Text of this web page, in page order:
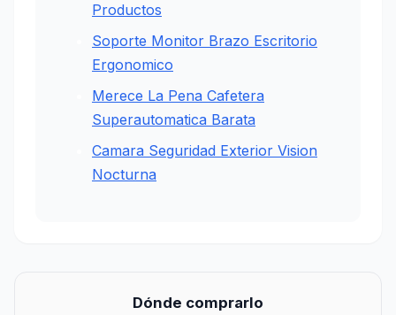
Productos
Soporte Monitor Brazo Escritorio
Ergonomico
Merece La Pena Cafetera
Superautomatica Barata
Camara Seguridad Exterior Vision
Nocturna
Dónde comprarlo